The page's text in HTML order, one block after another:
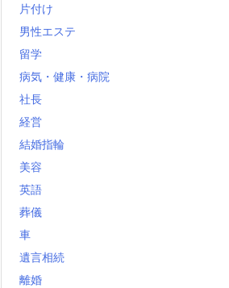
片付け
男性エステ
留学
病気・健康・病院
社長
経営
結婚指輪
美容
英語
葬儀
車
遺言相続
離婚